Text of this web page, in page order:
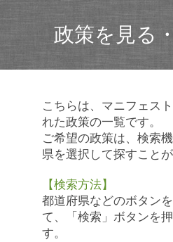
政策を見る
こちらは、マニフェス
れた政策の一覧です。
ご希望の政策は、検索
県を選択して探すことが
【検索方法】
都道府県などのボタン
て、「検索」ボタンを
す。